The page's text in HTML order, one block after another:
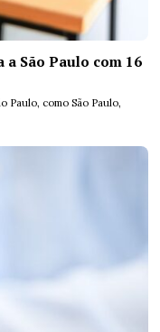
São Paulo com 16
Paulo, como São Paulo,